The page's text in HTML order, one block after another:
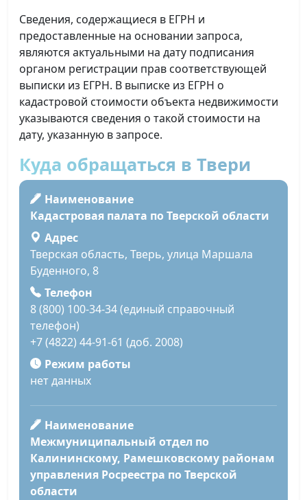
Сведения, содержащиеся в ЕГРН и
предоставленные на основании запроса,
являются актуальными на дату подписания
органом регистрации прав соответствующей
выписки из ЕГРН. В выписке из ЕГРН о
кадастровой стоимости объекта недвижимости
указываются сведения о такой стоимости на
дату, указанную в запросе.
Куда обращаться в Твери
Наименование
Кадастровая палата по Тверской области
Адрес
Тверская область, Тверь, улица Маршала
Буденного, 8
Телефон
8 (800) 100-34-34 (единый справочный
телефон)
+7 (4822) 44-91-61 (доб. 2008)
Режим работы
нет данных
Наименование
Межмуниципальный отдел по
Калининскому, Рамешковскому районам
управления Росреестра по Тверской
области